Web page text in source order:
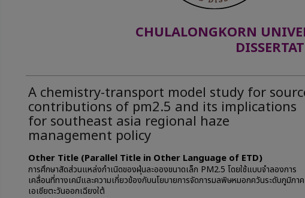
CHULALONGKORN
A chemistry-transport model study for
contributions of pm2.5 and its implications
for southeast asia regional haze
management policy
Other Title (Parallel Title in Other Language of ETD)
การศึกษาสัดส่วนแหล่งกำเนิดของฝุ่นละอองขนาดเล็ก PM2.5 โดยใช้แบบจำลองการ
เคลื่อนที่ทางเคมีและความเกี่ยวข้องกับนโยบายการจัดการมลพิษหมอกควันระดับภูมิภาค
เอเชียตะวันออกเฉียงใต้